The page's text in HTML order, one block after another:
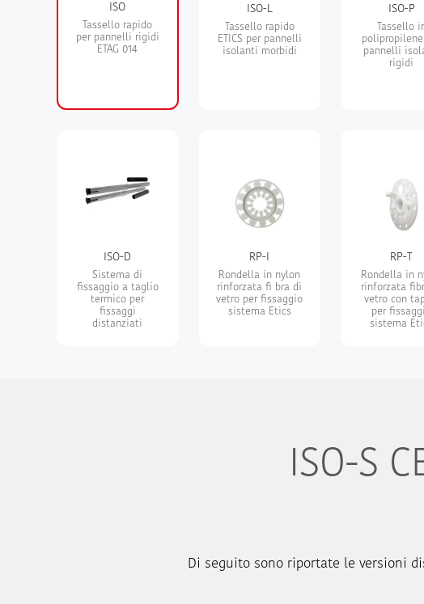
ISO
Tassello rapido
per pannelli rigidi
ETAG 014
ISO-L
Tassello rapido
ETICS per pannelli
isolanti morbidi
ISO-P
Tassello
pannelli
rigidi
ISO-D
Sistema di
fissaggio a taglio
termico per
fissaggi
distanziati
RP-I
Rondella in nylon
rinforzata fi bra di
vetro per fissaggio
sistema Etics
RP-T
Rondella in
rinforzata
vetro con
per
sistema
ISO-S
Di seguito sono riportate le versioni